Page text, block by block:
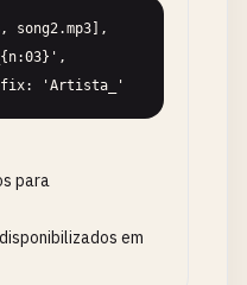
song2.mp3],
'Artista_'
para
em